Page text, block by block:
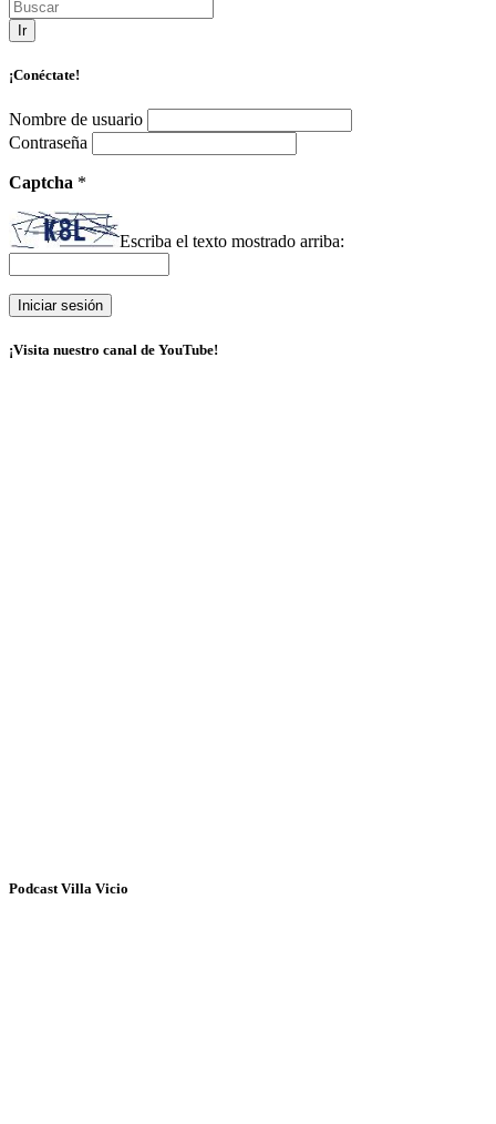
Ir
¡Conéctate!
Nombre de usuario
Contraseña
Captcha *
Escriba el texto mostrado arriba:
¡Visita nuestro canal de YouTube!
Podcast Villa Vicio